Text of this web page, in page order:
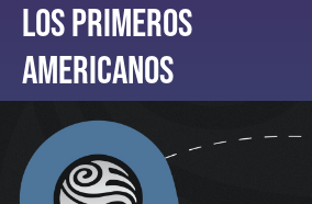
Los primeros
americanos